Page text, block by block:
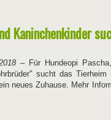
Kaninchenkinder
– Für Hundeopi
sucht das
neues Zuhause. Mehr